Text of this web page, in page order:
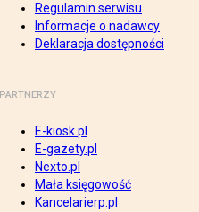
Regulamin serwisu
Informacje o nadawcy
Deklaracja dostępności
PARTNERZY
E-kiosk.pl
E-gazety.pl
Nexto.pl
Mała księgowość
Kancelarierp.pl